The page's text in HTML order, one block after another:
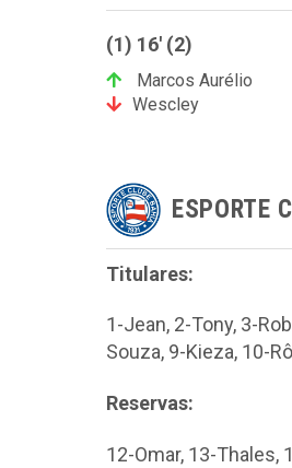
(1) 16' (2)
Marcos Aurélio
Wescley
ESPORTE
Titulares:
1-Jean, 2-Tony, 3-
Souza, 9-Kieza, 10-
Reservas:
12-Omar, 13-Thales,